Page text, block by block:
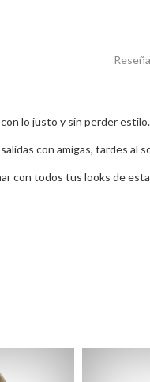
lo justo y sin perder estilo.
con amigas, tardes al
con todos tus looks de